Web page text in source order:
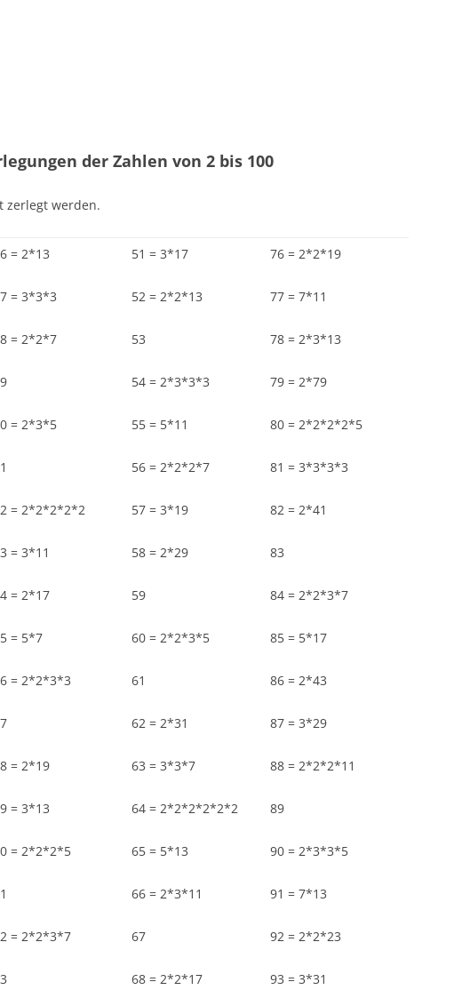
der Zahlen von 2 bis 100
zerlegt werden.
= 2*13
= 3*3*3
= 2*2*7
= 2*3*5
= 2*2*2*2*2
= 3*11
= 2*17
= 5*7
= 2*2*3*3
= 2*19
= 3*13
= 2*2*2*5
= 2*2*3*7
51 = 3*17
52 = 2*2*13
53
54 = 2*3*3*3
55 = 5*11
56 = 2*2*2*7
57 = 3*19
58 = 2*29
59
60 = 2*2*3*5
61
62 = 2*31
63 = 3*3*7
64 = 2*2*2*2*2*2
65 = 5*13
66 = 2*3*11
67
68 = 2*2*17
76 = 2*2*19
77 = 7*11
78 = 2*3*13
79 = 2*79
80 = 2*2*2*2*5
81 = 3*3*3*3
82 = 2*41
83
84 = 2*2*3*7
85 = 5*17
86 = 2*43
87 = 3*29
88 = 2*2*2*11
89
90 = 2*3*3*5
91 = 7*13
92 = 2*2*23
93 = 3*31